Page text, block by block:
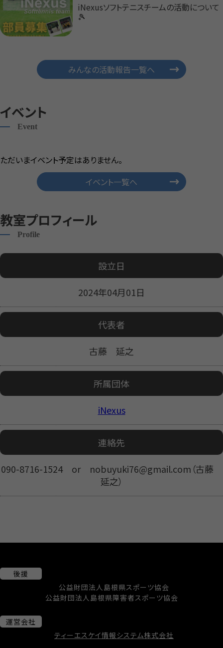
iNexusソフトテニスチームの活動について
🎾
みんなの活動報告一覧へ
イベント
Event
ただいまイベント予定はありません。
イベント一覧へ
教室プロフィール
Profile
設立日
2024年04月01日
代表者
古藤 延之
所属団体
iNexus
連絡先
090-8716-1524 or nobuyuki76@gmail.com（古藤
延之）
後援
公益財団法人島根県スポーツ協会
公益財団法人島根県障害者スポーツ協会
運営会社
ティーエスケイ情報システム株式会社